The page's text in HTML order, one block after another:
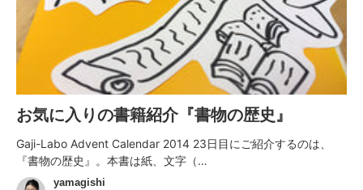
お気に入りの書籍紹介『書物の歴史』
Gaji-Labo Advent Calendar 2014 23日目にご紹介するのは、
『書物の歴史』。本書は紙、文字（…
yamagishi